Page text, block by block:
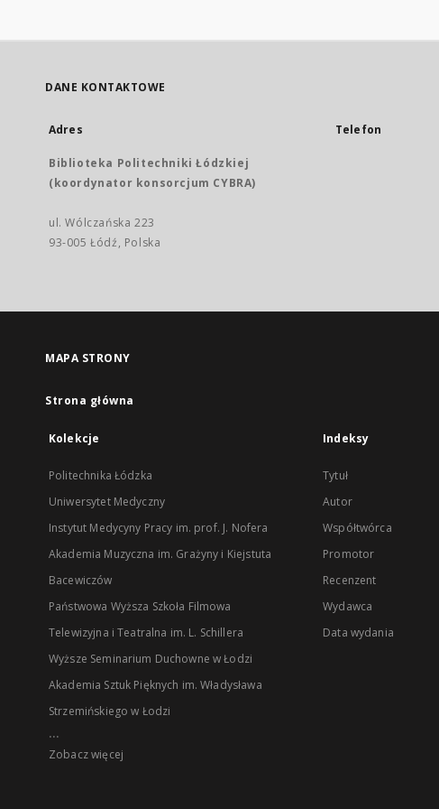
DANE KONTAKTOWE
Adres
Biblioteka Politechniki Łódzkiej
(koordynator konsorcjum CYBRA)
ul. Wólczańska 223
93-005 Łódź, Polska
Telefon
MAPA STRONY
Strona główna
Kolekcje
Politechnika Łódzka
Uniwersytet Medyczny
Instytut Medycyny Pracy im. prof. J. Nofera
Akademia Muzyczna im. Grażyny i Kiejstuta
Bacewiczów
Państwowa Wyższa Szkoła Filmowa
Telewizyjna i Teatralna im. L. Schillera
Wyższe Seminarium Duchowne w Łodzi
Akademia Sztuk Pięknych im. Władysława
Strzemińskiego w Łodzi
...
Zobacz więcej
Indeksy
Tytuł
Autor
Współtwórca
Promotor
Recenzent
Wydawca
Data wydania